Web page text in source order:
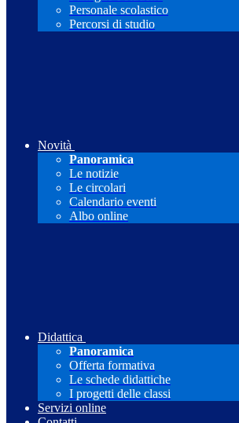
Personale scolastico
Percorsi di studio
Novità
Panoramica
Le notizie
Le circolari
Calendario eventi
Albo online
Didattica
Panoramica
Offerta formativa
Le schede didattiche
I progetti delle classi
Servizi online